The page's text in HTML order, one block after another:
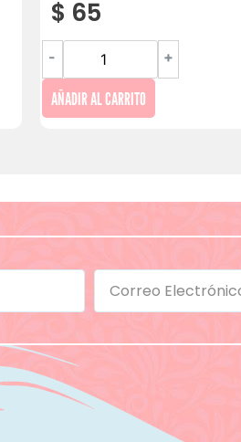
$ 65
- +
AÑADIR AL CARRITO